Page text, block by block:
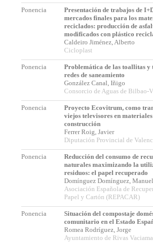
Ponencia
Presentación de trabajos de
mercados finales para los
reciclados: producción de
modificados con plástico
Caldeiro Jiménez, Alberto
Cicloplast
Ponencia
Problemática de las toallitas y
redes de saneamiento
González Canal, Iñigo
Consorcio de Aguas de Bilbao-
Ponencia
Proyecto Ecovitrum, como
viejos televisores en
construcción
Ferrer Roig, Javier
Diputación Provincial de
Ponencia
Reducción del consumo de
naturales maximizando la
residuos: el papel recuperado
Domínguez Domínguez, Manuel
Asociación Española de
Papel y Cartón (REPACAR)
Ponencia
Situación del compostaje
comunitario en el Estado
Romea Rodríguez, Jorge
Ayuntamiento de Rivas